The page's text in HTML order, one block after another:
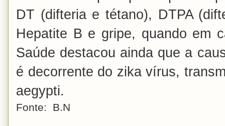
DT (difteria e tétano), DTPA
Hepatite B e gripe, quando em
Saúde destacou ainda que a
é decorrente do zika vírus,
aegypti.
Fonte: B.N